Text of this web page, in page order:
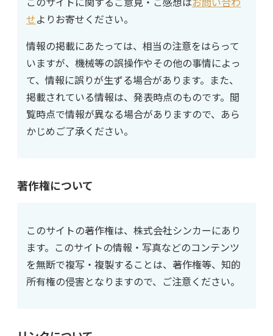
せよりお寄せください。
情報の掲載にあたっては、相当の注意をはらって
いますが、機械等の誤操作やその他の事情によっ
て、情報に誤りが生ずる場合があります。また、
掲載されている情報は、発表時点のものです。閲
覧時点で情報が異なる場合がありますので、あら
かじめご了承ください。
著作権について
このサイトの著作権は、株式会社シンカーにあり
ます。このサイトの情報・写真などのコンテンツ
を無断で複写・複製することは、著作権等、知的
所有権の侵害となりますので、ご注意ください。